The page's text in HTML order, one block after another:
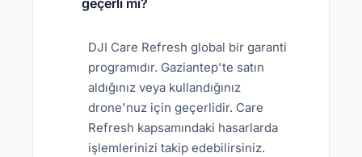
geçerli mi?
DJI Care Refresh global bir garanti
programıdır. Gaziantep'te satın
aldığınız veya kullandığınız
drone'nuz için geçerlidir. Care
Refresh kapsamındaki hasarlarda
işlemlerinizi takip edebilirsiniz.